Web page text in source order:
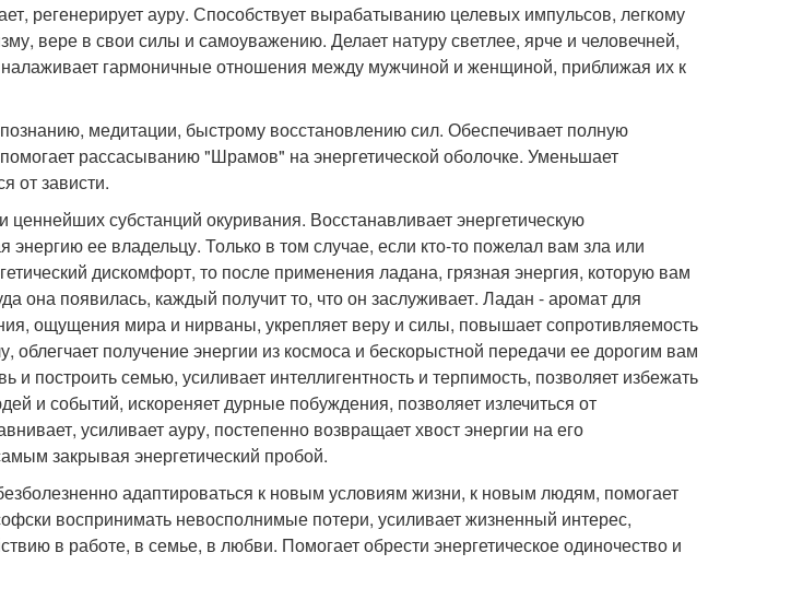
регенерирует ауру. Способствует вырабатыванию целевых импульсов, легкому
вере в свои силы и самоуважению. Делает натуру светлее, ярче и человечней,
гармоничные отношения между мужчиной и женщиной, приближая их к
медитации, быстрому восстановлению сил. Обеспечивает полную
рассасыванию "Шрамов" на энергетической оболочке. Уменьшает
от зависти.
субстанций окуривания. Восстанавливает энергетическую
ее владельцу. Только в том случае, если кто-то пожелал вам зла или
дискомфорт, то после применения ладана, грязная энергия, которую вам
она появилась, каждый получит то, что он заслуживает. Ладан - аромат для
ощущения мира и нирваны, укрепляет веру и силы, повышает сопротивляемость
облегчает получение энергии из космоса и бескорыстной передачи ее дорогим вам
и построить семью, усиливает интеллигентность и терпимость, позволяет избежать
и событий, искореняет дурные побуждения, позволяет излечиться от
усиливает ауру, постепенно возвращает хвост энергии на его
закрывая энергетический пробой.
адаптироваться к новым условиям жизни, к новым людям, помогает
воспринимать невосполнимые потери, усиливает жизненный интерес,
в работе, в семье, в любви. Помогает обрести энергетическое одиночество и